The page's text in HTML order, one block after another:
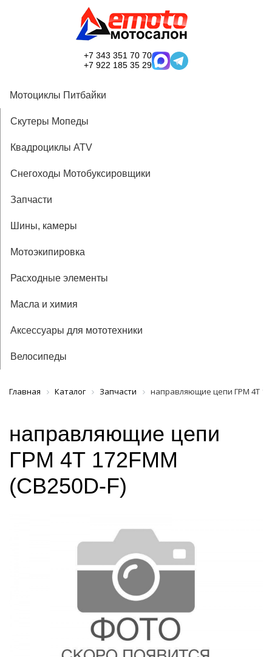
+7 343 351 70 70
+7 922 185 35 29
Мотоциклы Питбайки
Скутеры Мопеды
Квадроциклы ATV
Снегоходы Мотобуксировщики
Запчасти
Шины, камеры
Мотоэкипировка
Расходные элементы
Масла и химия
Аксессуары для мототехники
Велосипеды
Главная Каталог Запчасти направляющие цепи ГРМ 4Т
направляющие цепи
ГРМ 4Т 172FMM
(CB250D-F)